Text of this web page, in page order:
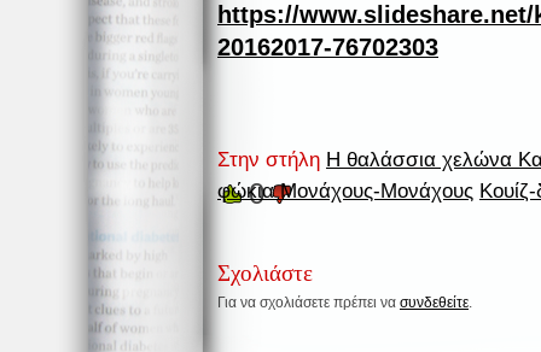
https://
20162017-76702303
Στην στήλη Η θαλάσσια χελώνα
φώκια Μονάχους-Μονάχους
0
Σχολιάστε
Για να σχολιάσετε πρέπει να συνδεθείτε